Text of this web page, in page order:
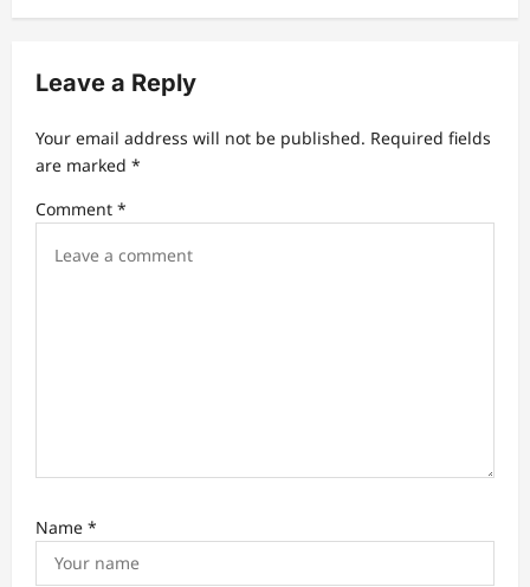
Leave a Reply
Your email address will not be published. Required fields
are marked *
Comment *
Name *